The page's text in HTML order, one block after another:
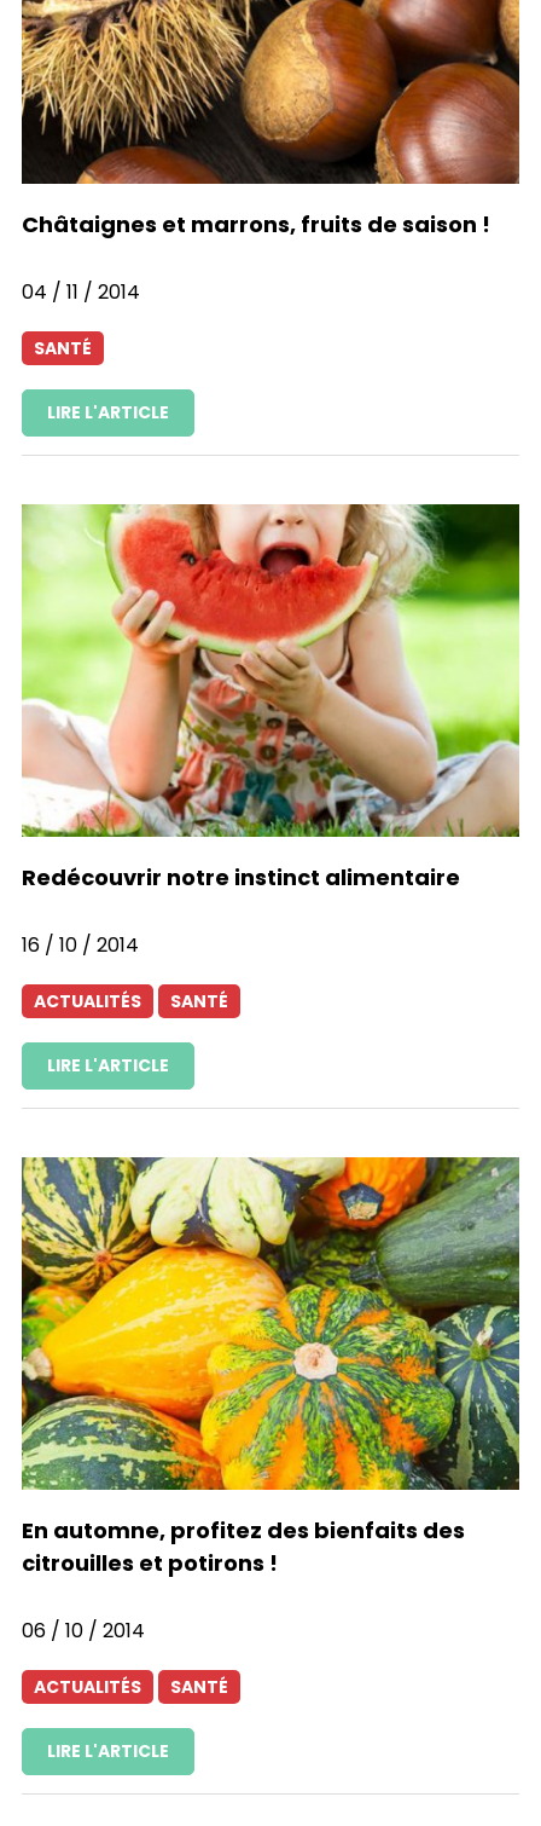
Châtaignes et marrons, fruits de saison !
04 / 11 / 2014
SANTÉ
LIRE L'ARTICLE
Redécouvrir notre instinct alimentaire
16 / 10 / 2014
ACTUALITÉS SANTÉ
LIRE L'ARTICLE
En automne, profitez des bienfaits des
citrouilles et potirons !
06 / 10 / 2014
ACTUALITÉS SANTÉ
LIRE L'ARTICLE